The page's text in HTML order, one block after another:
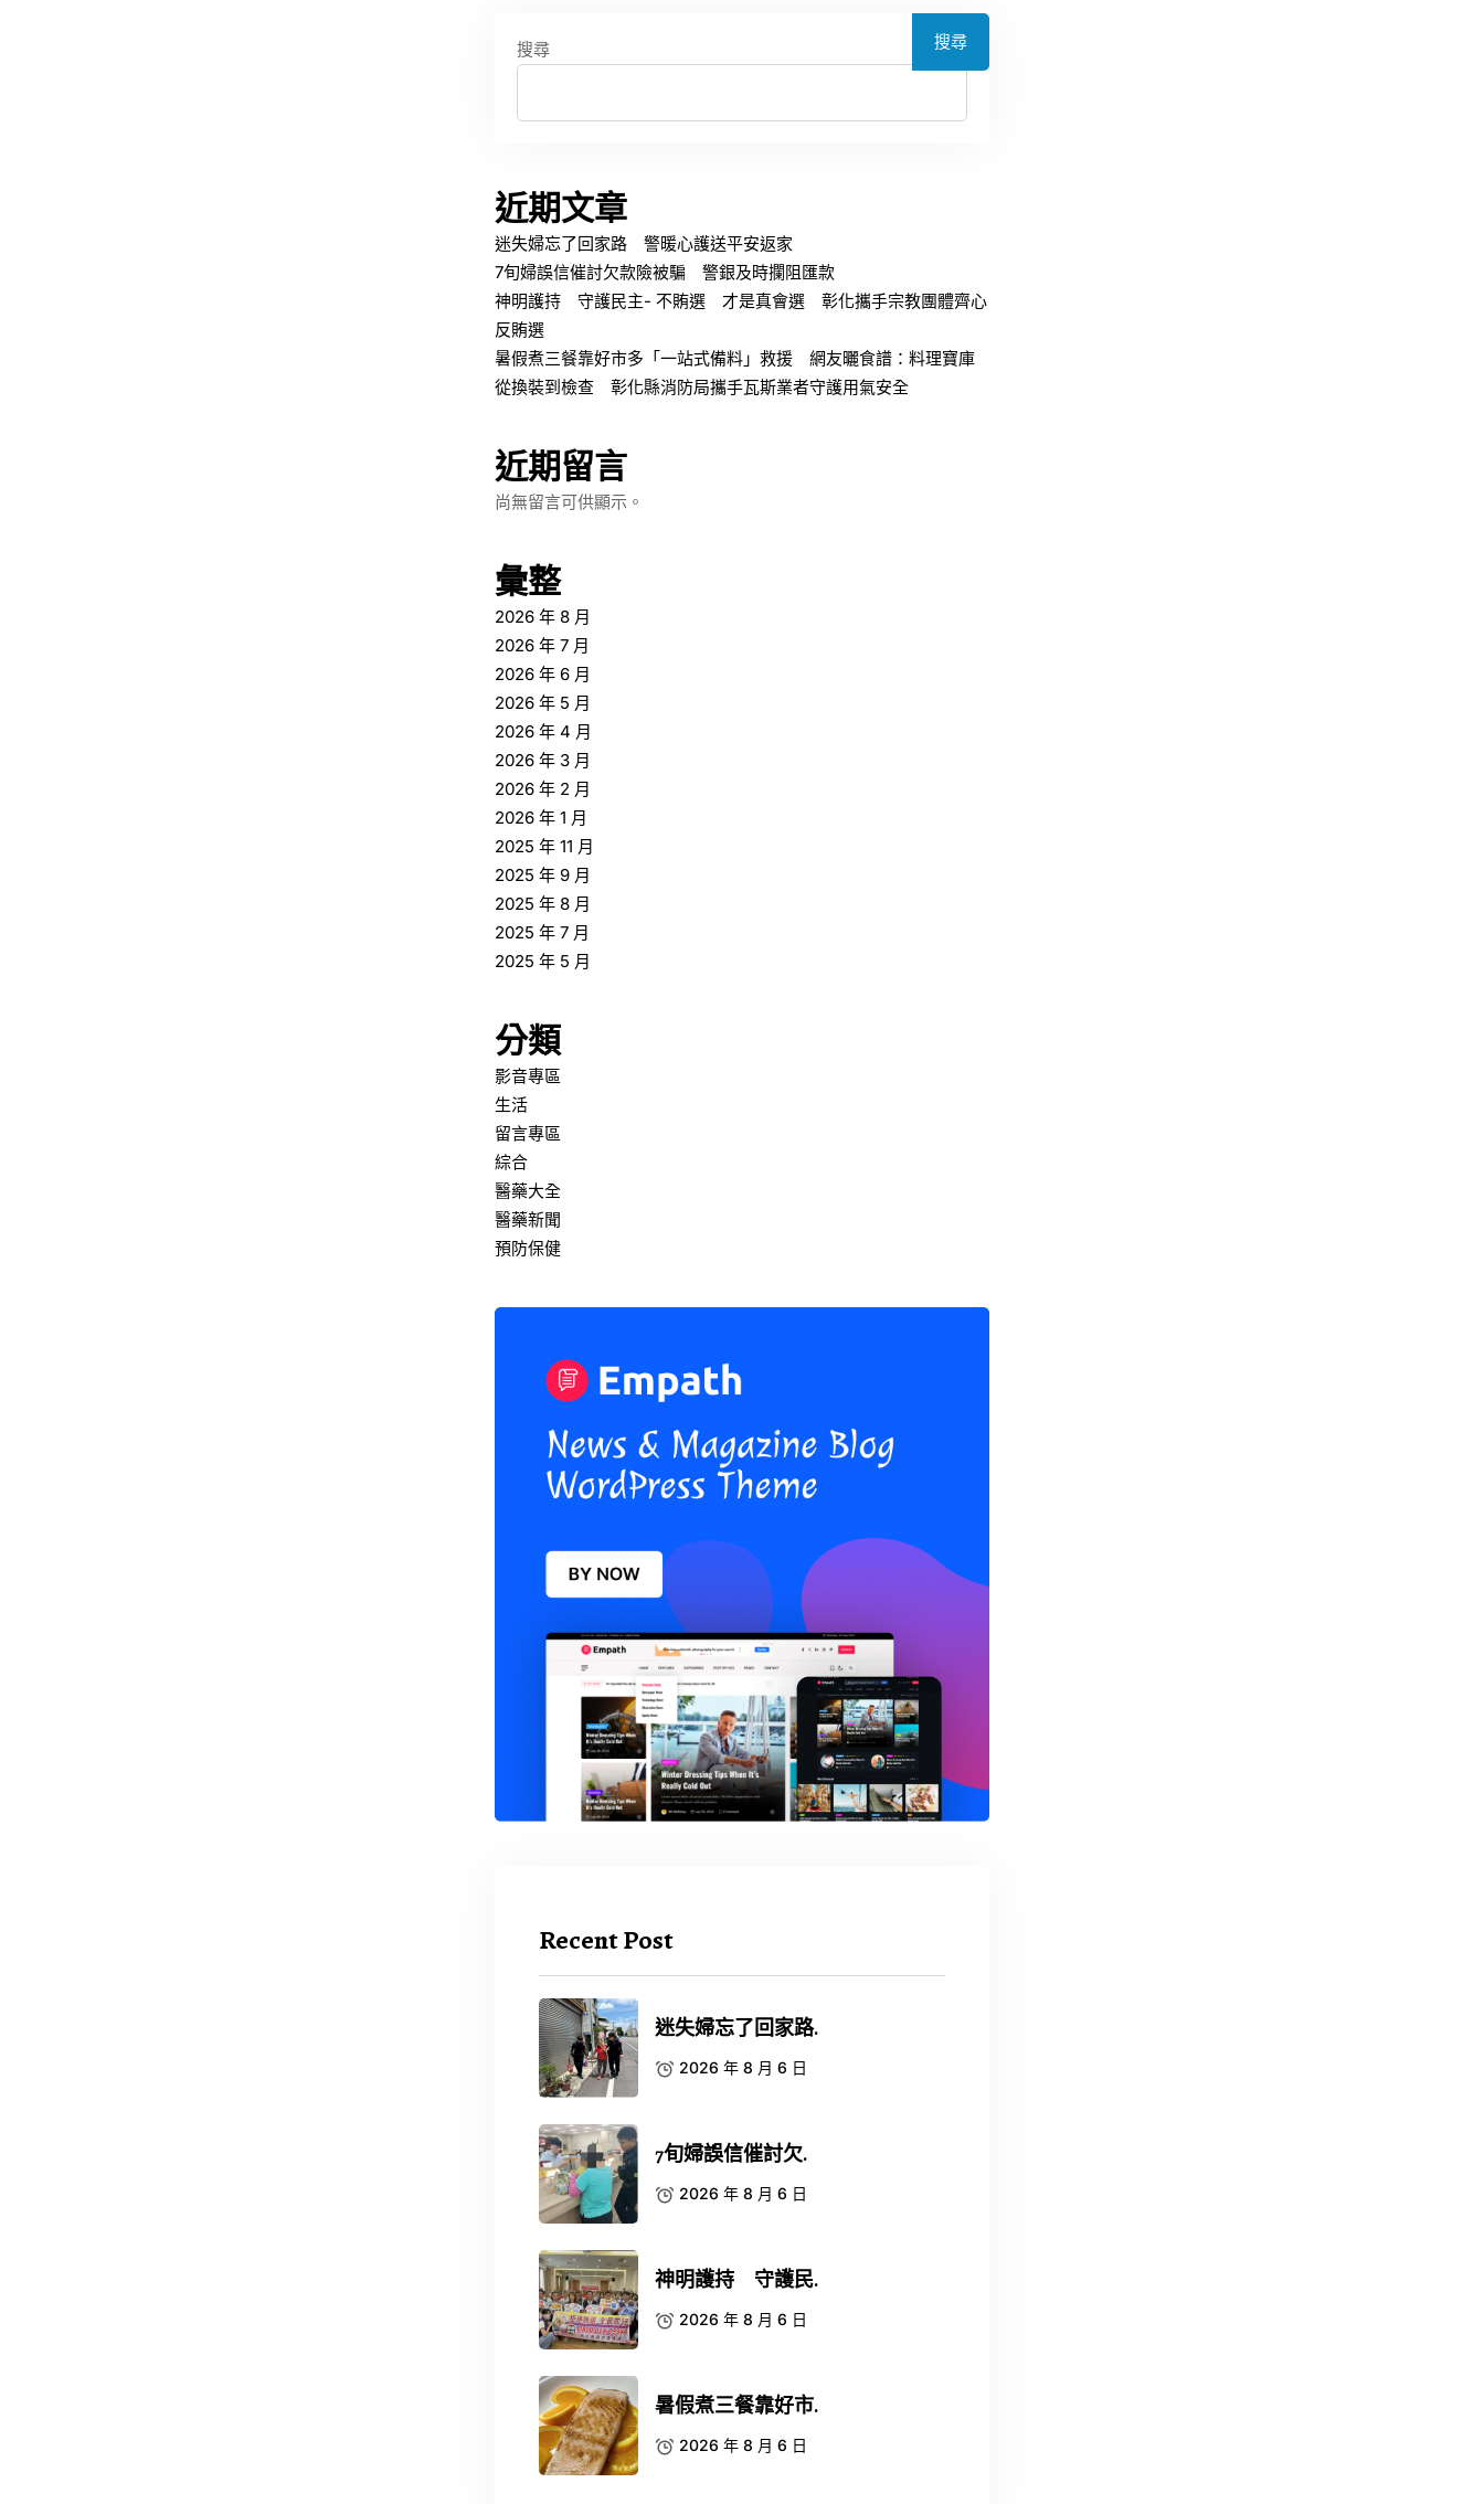
搜尋 搜尋
近期文章
迷失婦忘了回家路 警暖心護送平安返家
7旬婦誤信催討欠款險被騙 警銀及時攔阻匯款
神明護持 守護民主- 不賄選 才是真會選 彰化攜手宗教團體齊心
反賄選
暑假煮三餐靠好市多「一站式備料」救援 網友曬食譜：料理寶庫
從換裝到檢查 彰化縣消防局攜手瓦斯業者守護用氣安全
近期留言
尚無留言可供顯示。
彙整
2026 年 8 月
2026 年 7 月
2026 年 6 月
2026 年 5 月
2026 年 4 月
2026 年 3 月
2026 年 2 月
2026 年 1 月
2025 年 11 月
2025 年 9 月
2025 年 8 月
2025 年 7 月
2025 年 5 月
分類
影音專區
生活
留言專區
綜合
醫藥大全
醫藥新聞
預防保健
Recent Post
迷失婦忘了回家路.
2026 年 8 月 6 日
7旬婦誤信催討欠.
2026 年 8 月 6 日
神明護持 守護民.
2026 年 8 月 6 日
暑假煮三餐靠好市.
2026 年 8 月 6 日